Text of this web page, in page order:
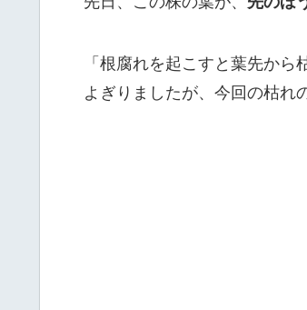
「根腐れを起こすと葉先か
よぎりましたが、今回の枯れ